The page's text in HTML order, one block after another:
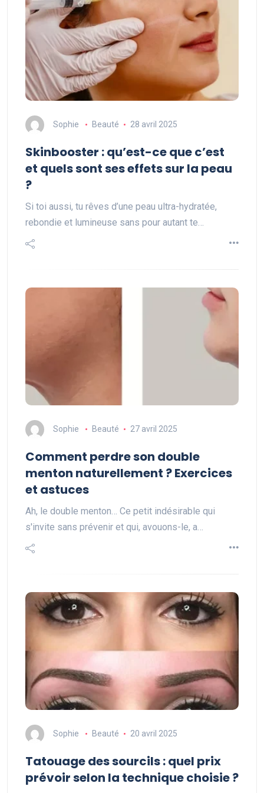
Sophie Beauté 28 avril 2025
Skinbooster : qu’est-ce que c’est
et quels sont ses effets sur la peau
?
Si toi aussi, tu rêves d’une peau ultra-hydratée,
rebondie et lumineuse sans pour autant te…
Sophie Beauté 27 avril 2025
Comment perdre son double
menton naturellement ? Exercices
et astuces
Ah, le double menton… Ce petit indésirable qui
s'invite sans prévenir et qui, avouons-le, a…
Sophie Beauté 20 avril 2025
Tatouage des sourcils : quel prix
prévoir selon la technique choisie ?